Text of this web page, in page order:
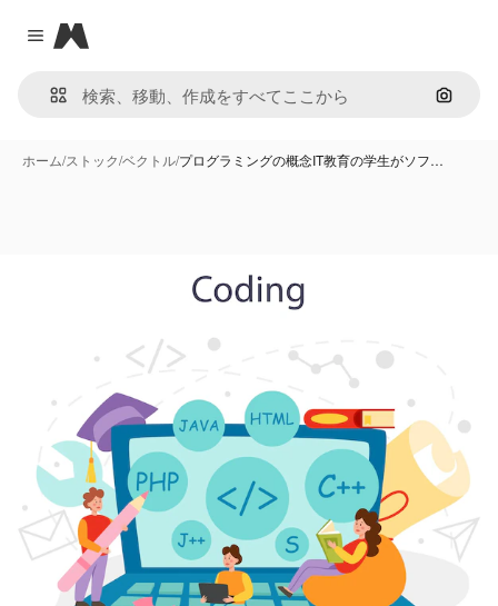
Close menu
Magnific
画像で
ホーム/ストック/ベクトル/プログラミングの概念IT教育の学生がソフ…